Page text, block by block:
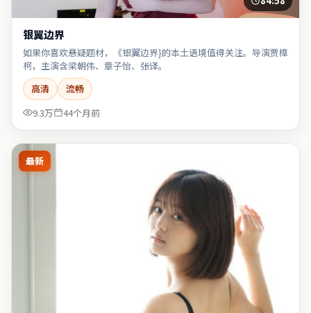
银翼边界
如果你喜欢悬疑题材，《银翼边界}的本土语境值得关注。导演贾樟
柯，主演含梁朝伟、章子怡、张译。
高清
流畅
9.3万
44个月前
最新